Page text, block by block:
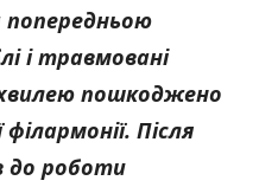
попередньою
і травмовані
пошкоджено
Після
до роботи